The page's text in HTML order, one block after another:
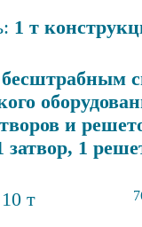
1 т
и
затвор, 1
т